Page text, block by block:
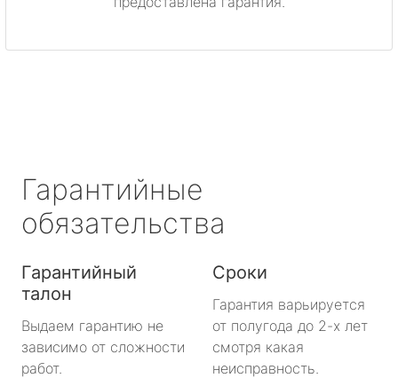
Гарантийные
обязательства
Гарантийный
талон
Выдаем гарантию не
зависимо от сложности
работ.
Сроки
Гарантия варьируется
от полугода до 2-х лет
смотря какая
неисправность.